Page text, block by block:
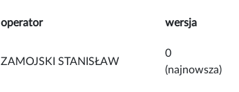
operator wersja
ZAMOJSKI STANISŁAW
0
(najnowsza)